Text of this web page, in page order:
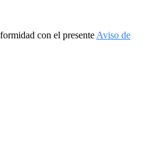
con el presente Aviso de